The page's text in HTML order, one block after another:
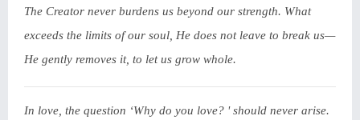
The Creator never burdens us beyond our strength. What
exceeds the limits of our soul, He does not leave to break us—
He gently removes it, to let us grow whole.
In love, the question ‘Why do you love? ' should never arise.